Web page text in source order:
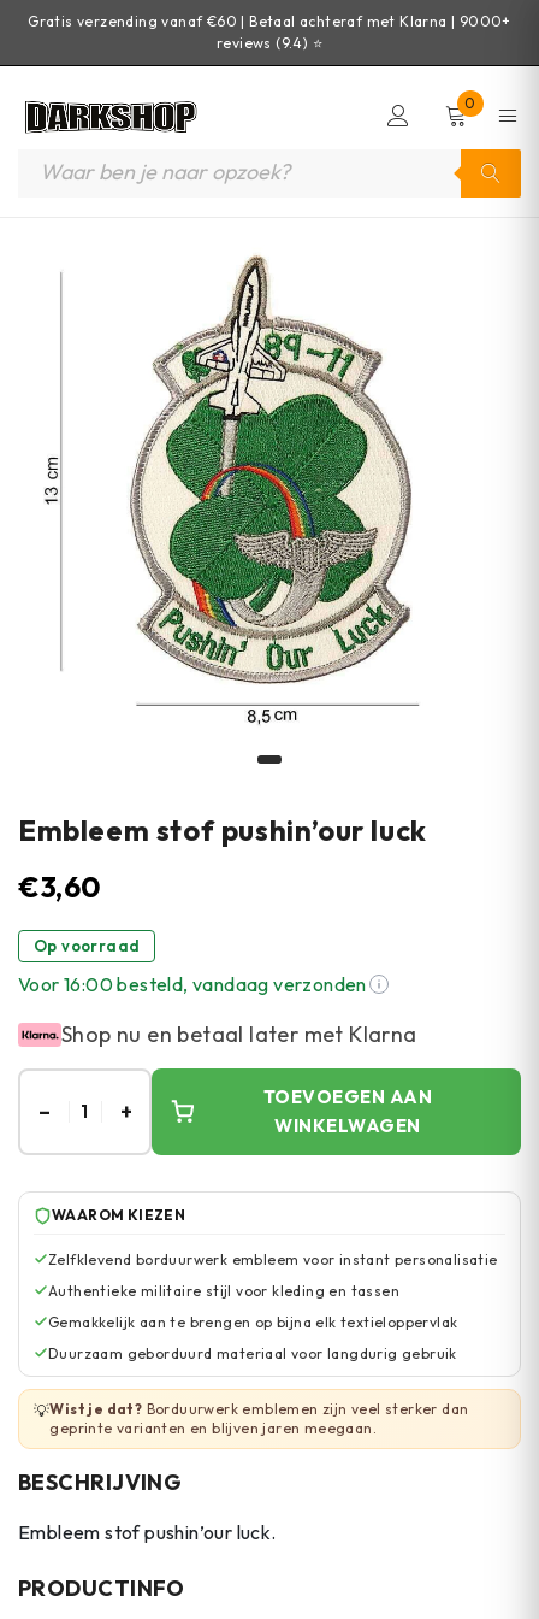
Gratis verzending vanaf €60 | Betaal achteraf met Klarna | 9000+
reviews (9.4) ⭐
0
Embleem stof pushin’our luck
€3,60
Op voorraad
Voor 16:00 besteld, vandaag verzonden
Shop nu en betaal later met Klarna
– 1 +
TOEVOEGEN AAN
WINKELWAGEN
WAAROM KIEZEN
Zelfklevend borduurwerk embleem voor instant personalisatie
Authentieke militaire stijl voor kleding en tassen
Gemakkelijk aan te brengen op bijna elk textieloppervlak
Duurzaam geborduurd materiaal voor langdurig gebruik
💡Wist je dat? Borduurwerk emblemen zijn veel sterker dan
geprinte varianten en blijven jaren meegaan.
BESCHRIJVING
Embleem stof pushin’our luck.
PRODUCTINFO